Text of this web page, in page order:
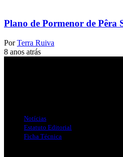
Plano de Pormenor de Pêra
Por Terra Ruiva
8 anos atrás
Notícias
Estatuto Editorial
Ficha Técnica